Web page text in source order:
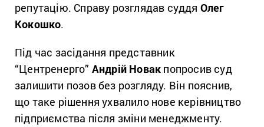
репутацію. Справу розглядав суддя Олег
Кокошко.
Під час засідання представник
“Центренерго” Андрій Новак попросив суд
залишити позов без розгляду. Він пояснив,
що таке рішення ухвалило нове керівництво
підприємства після зміни менеджменту.